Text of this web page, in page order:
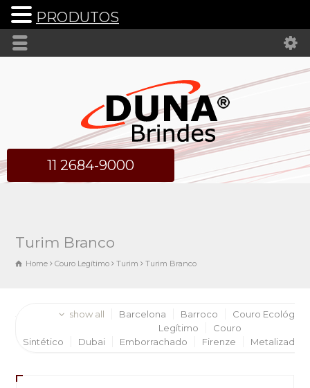
11 2684-9000
Turim Branco
Home Couro Legítimo Turim Turim Branco
show all Barcelona Barroco
Couro Ecológico
Legítimo
Couro
Sintético
Dubai Emborrachado Firenze Metalizado
PRODUTOS